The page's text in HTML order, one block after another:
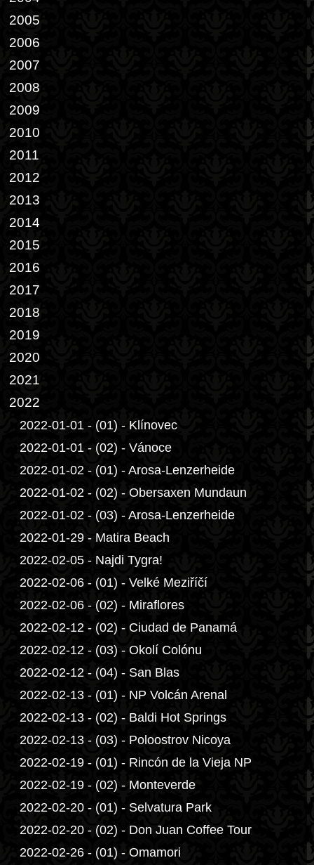
2005
2006
2007
2008
2009
2010
2011
2012
2013
2014
2015
2016
2017
2018
2019
2020
2021
2022
2022-01-01 - (01) - Klínovec
2022-01-01 - (02) - Vánoce
2022-01-02 - (01) - Arosa-Lenzerheide
2022-01-02 - (02) - Obersaxen Mundaun
2022-01-02 - (03) - Arosa-Lenzerheide
2022-01-29 - Matira Beach
2022-02-05 - Najdi Tygra!
2022-02-06 - (01) - Velké Meziříčí
2022-02-06 - (02) - Miraflores
2022-02-12 - (02) - Ciudad de Panamá
2022-02-12 - (03) - Okolí Colónu
2022-02-12 - (04) - San Blas
2022-02-13 - (01) - NP Volcán Arenal
2022-02-13 - (02) - Baldi Hot Springs
2022-02-13 - (03) - Poloostrov Nicoya
2022-02-19 - (01) - Rincón de la Vieja NP
2022-02-19 - (02) - Monteverde
2022-02-20 - (01) - Selvatura Park
2022-02-20 - (02) - Don Juan Coffee Tour
2022-02-26 - (01) - Omamori